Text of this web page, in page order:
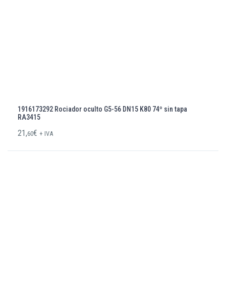
1916173292 Rociador oculto G5-56 DN15 K80 74º sin tapa
RA3415
21,60€ + IVA